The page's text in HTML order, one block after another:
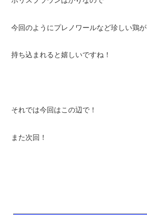
今回のようにプレノワールなど珍しい鶏が
持ち込まれると嬉しいですね！
それでは今回はこの辺で！
また次回！